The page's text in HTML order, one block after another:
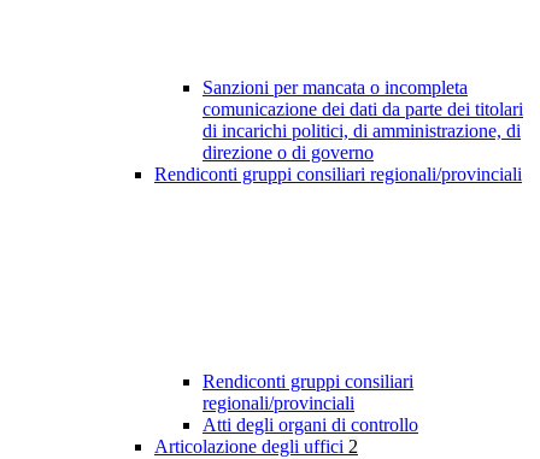
Sanzioni per mancata o incompleta
comunicazione dei dati da parte dei titolari
di incarichi politici, di amministrazione, di
direzione o di governo
Rendiconti gruppi consiliari regionali/provinciali
Rendiconti gruppi consiliari
regionali/provinciali
Atti degli organi di controllo
Articolazione degli uffici 2